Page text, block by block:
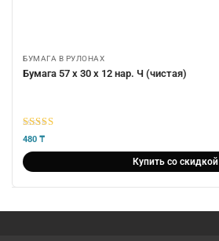
БУМАГА В РУЛОНАХ
Бумага 57 х 30 х 12 нар. Ч (чистая)
5из 5
480 ₸
Купить со скидкой